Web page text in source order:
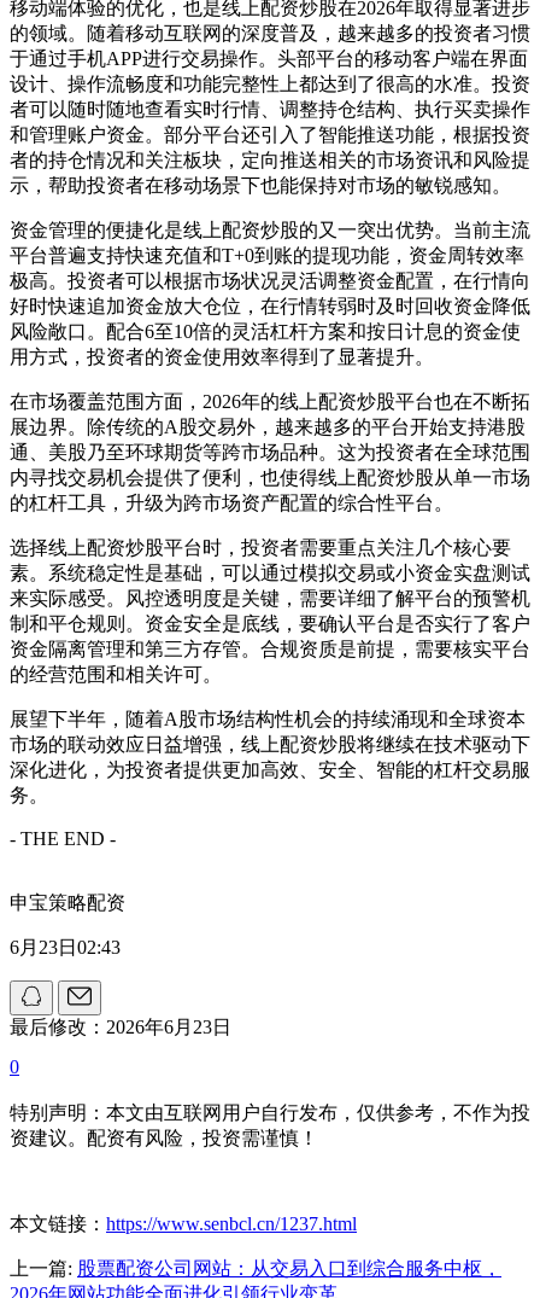
移动端体验的优化，也是线上配资炒股在2026年取得显著进步
的领域。随着移动互联网的深度普及，越来越多的投资者习惯
于通过手机APP进行交易操作。头部平台的移动客户端在界面
设计、操作流畅度和功能完整性上都达到了很高的水准。投资
者可以随时随地查看实时行情、调整持仓结构、执行买卖操作
和管理账户资金。部分平台还引入了智能推送功能，根据投资
者的持仓情况和关注板块，定向推送相关的市场资讯和风险提
示，帮助投资者在移动场景下也能保持对市场的敏锐感知。
资金管理的便捷化是线上配资炒股的又一突出优势。当前主流
平台普遍支持快速充值和T+0到账的提现功能，资金周转效率
极高。投资者可以根据市场状况灵活调整资金配置，在行情向
好时快速追加资金放大仓位，在行情转弱时及时回收资金降低
风险敞口。配合6至10倍的灵活杠杆方案和按日计息的资金使
用方式，投资者的资金使用效率得到了显著提升。
在市场覆盖范围方面，2026年的线上配资炒股平台也在不断拓
展边界。除传统的A股交易外，越来越多的平台开始支持港股
通、美股乃至环球期货等跨市场品种。这为投资者在全球范围
内寻找交易机会提供了便利，也使得线上配资炒股从单一市场
的杠杆工具，升级为跨市场资产配置的综合性平台。
选择线上配资炒股平台时，投资者需要重点关注几个核心要
素。系统稳定性是基础，可以通过模拟交易或小资金实盘测试
来实际感受。风控透明度是关键，需要详细了解平台的预警机
制和平仓规则。资金安全是底线，要确认平台是否实行了客户
资金隔离管理和第三方存管。合规资质是前提，需要核实平台
的经营范围和相关许可。
展望下半年，随着A股市场结构性机会的持续涌现和全球资本
市场的联动效应日益增强，线上配资炒股将继续在技术驱动下
深化进化，为投资者提供更加高效、安全、智能的杠杆交易服
务。
- THE END -
申宝策略配资
6月23日02:43
最后修改：2026年6月23日
0
特别声明：本文由互联网用户自行发布，仅供参考，不作为投
资建议。配资有风险，投资需谨慎！
本文链接： https://www.senbcl.cn/1237.html
上一篇: 股票配资公司网站：从交易入口到综合服务中枢，
2026年网站功能全面进化引领行业变革